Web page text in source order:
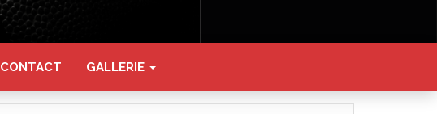
CONTACT GALLERIE